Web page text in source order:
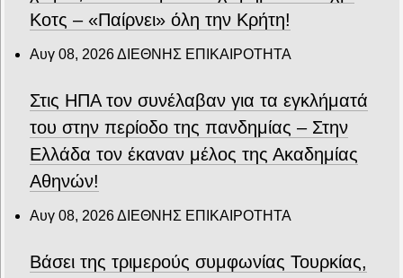
Κοτς – «Παίρνει» όλη την Κρήτη!
Αυγ 08, 2026ΔΙΕΘΝΗΣ ΕΠΙΚΑΙΡΟΤΗΤΑ
Στις ΗΠΑ τον συνέλαβαν για τα εγκλήματά
του στην περίοδο της πανδημίας – Στην
Ελλάδα τον έκαναν μέλος της Ακαδημίας
Αθηνών!
Αυγ 08, 2026ΔΙΕΘΝΗΣ ΕΠΙΚΑΙΡΟΤΗΤΑ
Βάσει της τριμερούς συμφωνίας Τουρκίας,